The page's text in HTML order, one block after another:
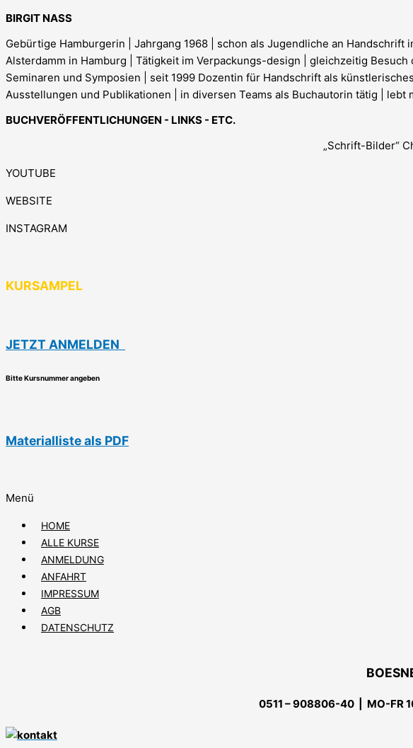
BIRGIT NASS
Gebürtige Hamburgerin | Jahrgang 1968 | schon als Jugendliche an
Alsterdamm in Hamburg | Tätigkeit im Verpackungs-design | gleichzeitig
Seminaren und Symposien | seit 1999 Dozentin für Handschrift als
Ausstellungen und Publikationen | in diversen Teams als Buchautorin tätig |
BUCHVERÖFFENTLICHUNGEN - LINKS - ETC.
„Schrift-Bilder“
YOUTUBE
WEBSITE
INSTAGRAM
KURSAMPEL
JETZT ANMELDEN
Bitte Kursnummer angeben
Materialliste als PDF
Menü
HOME
ALLE KURSE
ANMELDUNG
ANFAHRT
IMPRESSUM
AGB
DATENSCHUTZ
0511 – 908806-40 | MO-FR